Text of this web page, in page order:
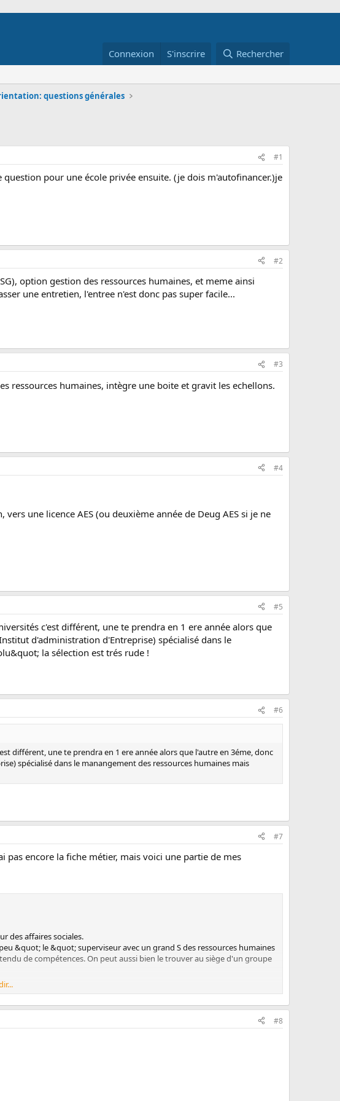
Connexion S'inscrire Rechercher
questions générales
#1
pour une école privée ensuite. (je dois m'autofinancer.)je
#2
option gestion des ressources humaines, et meme ainsi
une entretien, l'entree n'est donc pas super facile...
#3
ressources humaines, intègre une boite et gravit les echellons.
#4
une licence AES (ou deuxième année de Deug AES si je ne
#5
c'est différent, une te prendra en 1 ere année alors que
d'administration d'Entreprise) spécialisé dans le
la sélection est trés rude !
#6
différent, une te prendra en 1 ere année alors que l'autre en 3éme, donc
spécialisé dans le manangement des ressources humaines mais
#7
encore la fiche métier, mais voici une partie de mes
des affaires sociales.
&quot; le &quot; superviseur avec un grand S des ressources humaines
de compétences. On peut aussi bien le trouver au siège d'un groupe
l'ensemble des relations humaines dans l'entreprise. Concrètement,
la formation, la communication interne, le management social...
des ressources humaines et qui définit les conditions générales
du personnel et s'occupe aussi de la coordination de
stratégique.
: dans un groupe, son rôle sera davantage proche de l'orientation
d'autres formations ne sont pas exclues : un diplôme de
faire l'affaire. Il peut également être issu d'un IEP option ressources
#8